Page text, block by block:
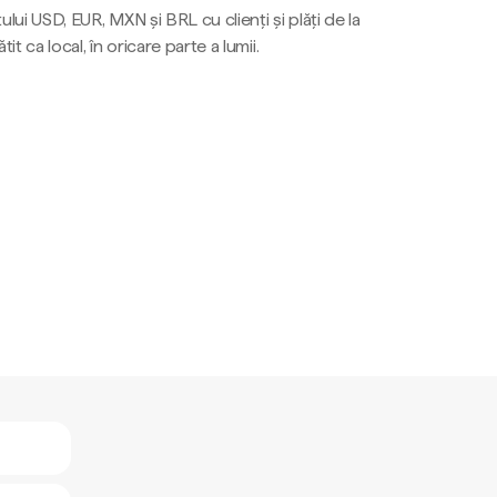
USD, EUR, MXN și BRL cu clienți și plăți de la
ca local, în oricare parte a lumii.